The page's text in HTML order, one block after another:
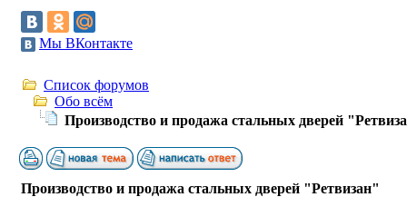
Мы ВКонтакте
Список форумов
Обо всём
Производство и продажа стальных дверей
Производство и продажа стальных дверей "Ретвизан"